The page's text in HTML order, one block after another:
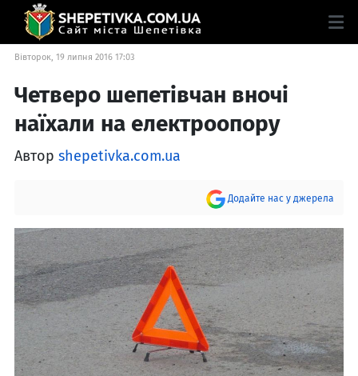
Вівторок, 19 липня 2016 17:03
Четверо шепетівчан вночі
наїхали на електроопору
Автор shepetivka.com.ua
Додайте нас у джерела